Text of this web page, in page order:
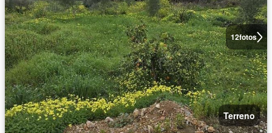
12fotos
Terreno